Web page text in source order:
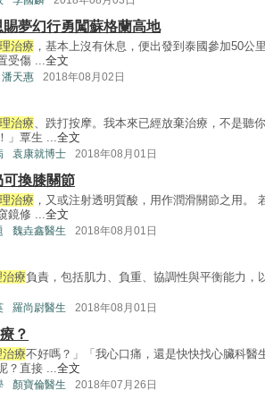
夢幻行勇闖蘇格蘭高地
治療 ，基本上沒有休息，便出發到泰國參加50公
受傷 ... 全文
潘天惠 2018年08月02日
治療 、跌打按摩。我本來已經放棄治療，不是聽
」覃生 ... 全文
袁康就博士 2018年08月01日
換膝關節
治療 ，又或注射透明質酸，用作潤滑關節之用。
鏡修 ... 全文
魏垚鑫醫生 2018年08月01日
療負責，包括肌力、負重、協調性與平衡能力，
羅尚尉醫生 2018年08月01日
？
療不好嗎？」「我心口痛，還是快快找心臟科醫
？直接 ... 全文
顏寶倫醫生 2018年07月26日